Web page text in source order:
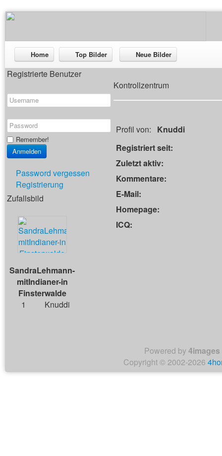
Home Top Bilder Neue Bilder
Registrierte Benutzer
Remember!
Password vergessen
Registrierung
Zufallsbild
SandraLehmann-
mitIndianer-in
Finsterwalde
1
Knuddi
Kontrollzentrum
Profil von: Knuddi
Registriert seit:
Zuletzt aktiv:
Kommentare:
E-Mail:
Homepage:
ICQ:
Powered by4images
Copyright © 2002-2026